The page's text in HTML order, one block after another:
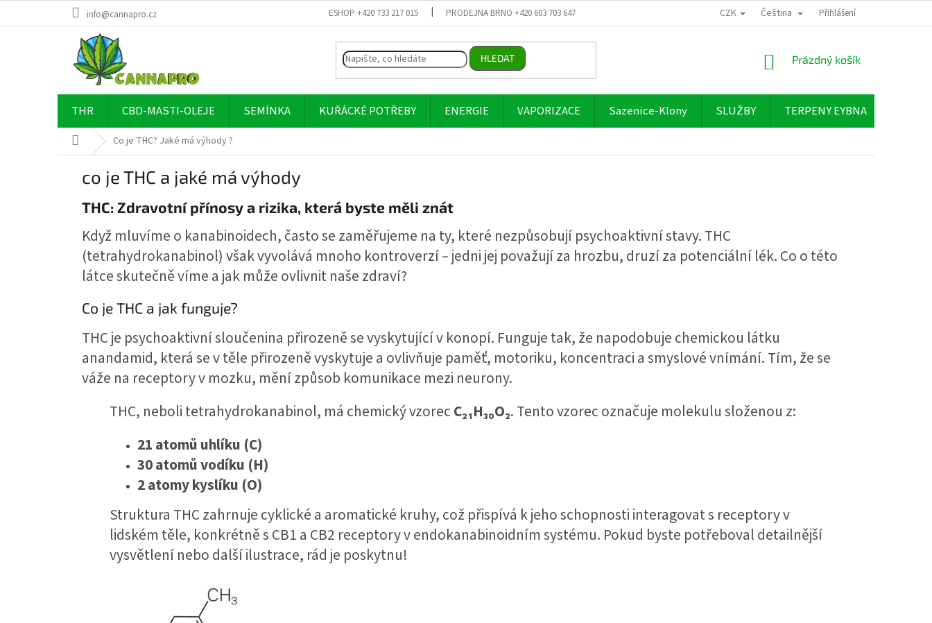
info@cannapro.cz ESHOP +420 733 217 015 PRODEJNA BRNO +420 603 703 647 CZK Čeština Přihlášení
HLEDAT
NÁKUPNÍ
Prázdný košík
THR CBD-MASTI-OLEJE SEMÍNKA KUŘÁCKÉ POTŘEBY ENERGIE VAPORIZACE Sazenice-Klony SLUŽBY TERPENY EYBNA
Domů Co je THC? Jaké má výhody ?
co je THC a jaké má výhody
THC: Zdravotní přínosy a rizika, která byste měli znát
Když mluvíme o kanabinoidech, často se zaměřujeme na ty, které nezpůsobují psychoaktivní stavy. THC
(tetrahydrokanabinol) však vyvolává mnoho kontroverzí – jedni jej považují za hrozbu, druzí za potenciální lék. Co o této
látce skutečně víme a jak může ovlivnit naše zdraví?
Co je THC a jak funguje?
THC je psychoaktivní sloučenina přirozeně se vyskytující v konopí. Funguje tak, že napodobuje chemickou látku
anandamid, která se v těle přirozeně vyskytuje a ovlivňuje paměť, motoriku, koncentraci a smyslové vnímání. Tím, že se
váže na receptory v mozku, mění způsob komunikace mezi neurony.
THC, neboli tetrahydrokanabinol, má chemický vzorecC₂₁H₃₀O₂. Tento vzorec označuje molekulu složenou z:
21 atomů uhlíku (C)
30 atomů vodíku (H)
2 atomy kyslíku (O)
Struktura THC zahrnuje cyklické a aromatické kruhy, což přispívá k jeho schopnosti interagovat s receptory v
lidském těle, konkrétně s CB1 a CB2 receptory v endokanabinoidním systému. Pokud byste potřeboval detailnější
vysvětlení nebo další ilustrace, rád je poskytnu!